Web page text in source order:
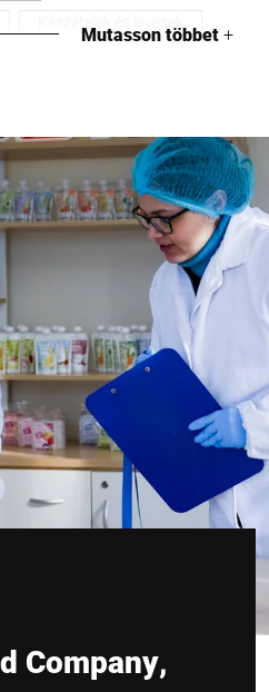
Mutasson többet+
Company,